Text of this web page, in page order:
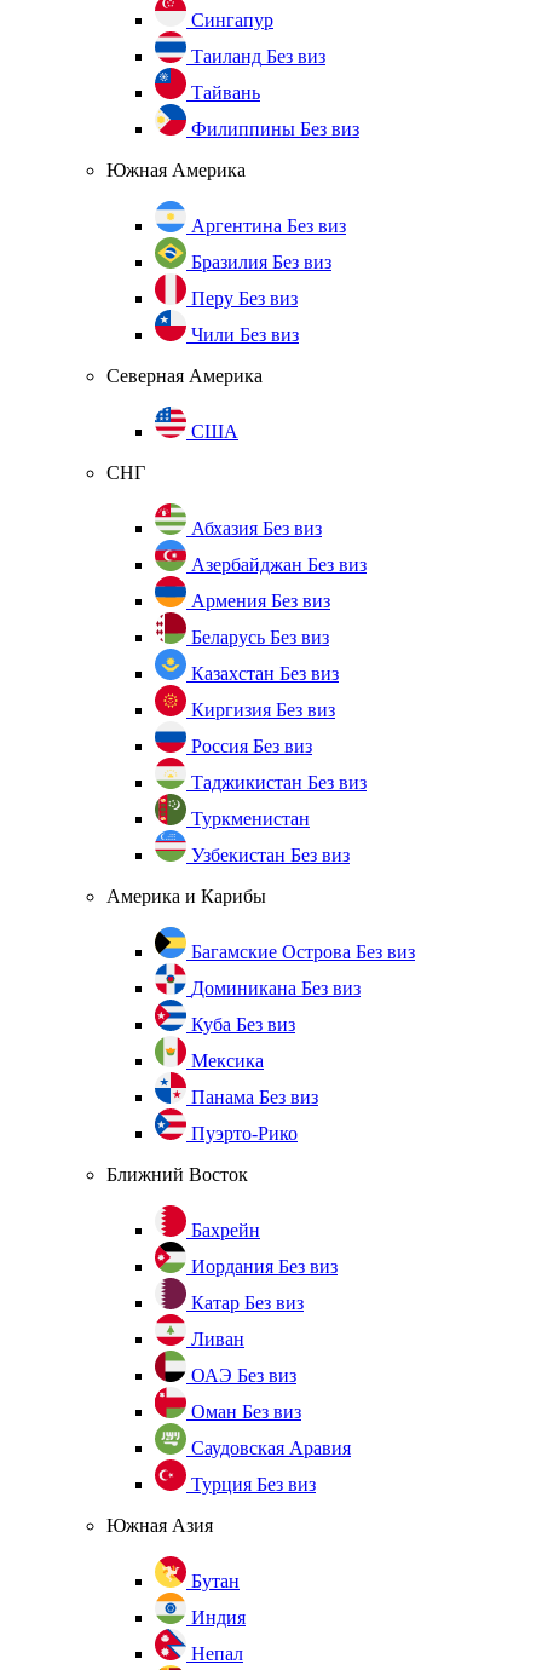
Сингапур
Таиланд Без виз
Тайвань
Филиппины Без виз
Южная Америка
Аргентина Без виз
Бразилия Без виз
Перу Без виз
Чили Без виз
Северная Америка
США
СНГ
Абхазия Без виз
Азербайджан Без виз
Армения Без виз
Беларусь Без виз
Казахстан Без виз
Киргизия Без виз
Россия Без виз
Таджикистан Без виз
Туркменистан
Узбекистан Без виз
Америка и Карибы
Багамские Острова Без виз
Доминикана Без виз
Куба Без виз
Мексика
Панама Без виз
Пуэрто-Рико
Ближний Восток
Бахрейн
Иордания Без виз
Катар Без виз
Ливан
ОАЭ Без виз
Оман Без виз
Саудовская Аравия
Турция Без виз
Южная Азия
Бутан
Индия
Непал